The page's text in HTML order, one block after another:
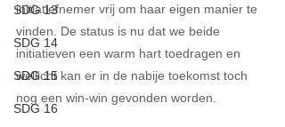
SDG 13
SDG 14
SDG 15
SDG 16
initiatiefnemer vrij om haar eigen manier te
vinden. De status is nu dat we beide
initiatieven een warm hart toedragen en
wellicht kan er in de nabije toekomst toch
nog een win-win gevonden worden.